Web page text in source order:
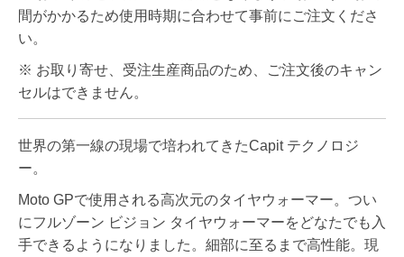
間がかかるため使用時期に合わせて事前にご注文くださ
い。
※ お取り寄せ、受注生産商品のため、ご注文後のキャン
セルはできません。
世界の第一線の現場で培われてきたCapit テクノロジ
ー。
Moto GPで使用される高次元のタイヤウォーマー。つい
にフルゾーン ビジョン タイヤウォーマーをどなたでも入
手できるようになりました。細部に至るまで高性能。現